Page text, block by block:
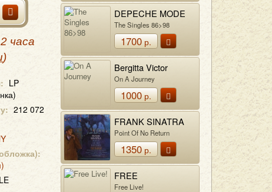
часа
)
LP
212 072
DEPECHE MODE
The Singles 86>98
1700р.
Bergitta Victor
On A Journey
1000р.
FRANK SINATRA
Point Of No Return
1350р.
FREE
Free Live!